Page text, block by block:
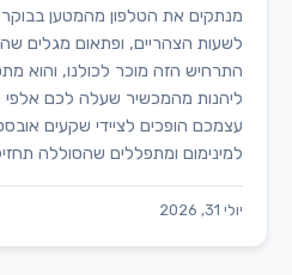
התרחיש הזה מוכר לכולנו, והוא
ליהנות מהמכשיר שעלה לכם
עצמכם הופכים לציידי שקעים
למינימום ומתפללים שהסוללה
יולי 31, 2026